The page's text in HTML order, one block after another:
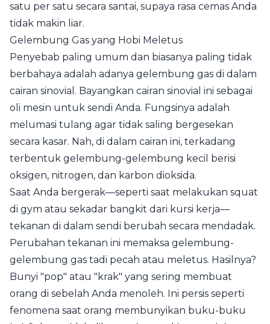
satu per satu secara santai, supaya rasa cemas Anda
tidak makin liar.
Gelembung Gas yang Hobi Meletus
Penyebab paling umum dan biasanya paling tidak
berbahaya adalah adanya gelembung gas di dalam
cairan sinovial. Bayangkan cairan sinovial ini sebagai
oli mesin untuk sendi Anda. Fungsinya adalah
melumasi tulang agar tidak saling bergesekan
secara kasar. Nah, di dalam cairan ini, terkadang
terbentuk gelembung-gelembung kecil berisi
oksigen, nitrogen, dan karbon dioksida.
Saat Anda bergerak—seperti saat melakukan squat
di gym atau sekadar bangkit dari kursi kerja—
tekanan di dalam sendi berubah secara mendadak.
Perubahan tekanan ini memaksa gelembung-
gelembung gas tadi pecah atau meletus. Hasilnya?
Bunyi "pop" atau "krak" yang sering membuat
orang di sebelah Anda menoleh. Ini persis seperti
fenomena saat orang membunyikan buku-buku